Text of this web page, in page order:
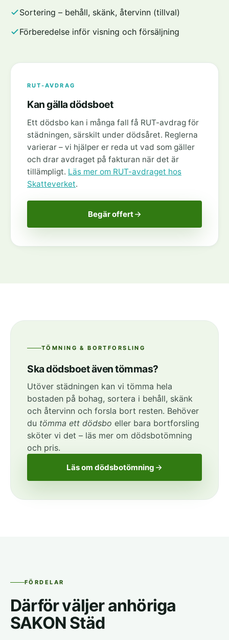
Sortering – behåll, skänk, återvinn (tillval)
Förberedelse inför visning och försäljning
RUT-AVDRAG
Kan gälla dödsboet
Ett dödsbo kan i många fall få RUT-avdrag för
städningen, särskilt under dödsåret. Reglerna
varierar – vi hjälper er reda ut vad som gäller
och drar avdraget på fakturan när det är
tillämpligt. Läs mer om RUT-avdraget hos
Skatteverket.
Begär offert
TÖMNING & BORTFORSLING
Ska dödsboet även tömmas?
Utöver städningen kan vi tömma hela
bostaden på bohag, sortera i behåll, skänk
och återvinn och forsla bort resten. Behöver
du tömma ett dödsbo eller bara bortforsling
sköter vi det – läs mer om dödsbotömning
och pris.
Läs om dödsbotömning
FÖRDELAR
Därför väljer anhöriga
SAKON Städ